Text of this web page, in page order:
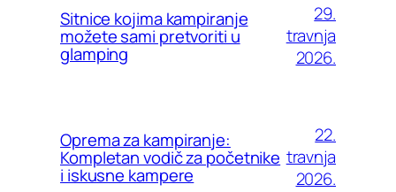
Sitnice kojima kampiranje
možete sami pretvoriti u
glamping
29.
travnja
2026.
Oprema za kampiranje:
Kompletan vodič za početnike
i iskusne kampere
22.
travnja
2026.